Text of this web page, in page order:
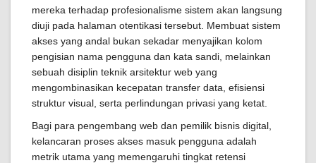
mereka terhadap profesionalisme sistem akan langsung
diuji pada halaman otentikasi tersebut. Membuat sistem
akses yang andal bukan sekadar menyajikan kolom
pengisian nama pengguna dan kata sandi, melainkan
sebuah disiplin teknik arsitektur web yang
mengombinasikan kecepatan transfer data, efisiensi
struktur visual, serta perlindungan privasi yang ketat.
Bagi para pengembang web dan pemilik bisnis digital,
kelancaran proses akses masuk pengguna adalah
metrik utama yang memengaruhi tingkat retensi